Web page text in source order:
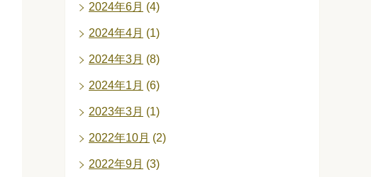
2024年6月 (4)
2024年4月 (1)
2024年3月 (8)
2024年1月 (6)
2023年3月 (1)
2022年10月 (2)
2022年9月 (3)